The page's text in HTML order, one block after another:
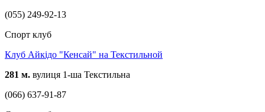
(055) 249-92-13
Спорт клуб
Клуб Айкідо "Кенсай" на Текстильной
281 м. вулиця 1-ша Текстильна
(066) 637-91-87